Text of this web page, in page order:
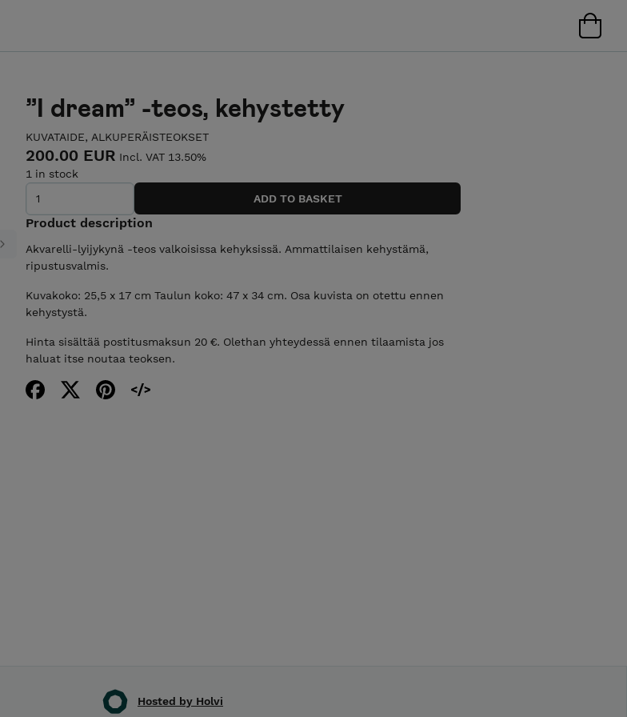
Next
”I dream” -teos, kehystetty
KUVATAIDE, ALKUPERÄISTEOKSET
200.00 EUR Incl. VAT 13.50%
1 in stock
Product description
Akvarelli-lyijykynä -teos valkoisissa kehyksissä. Ammattilaisen kehystämä,
ripustusvalmis.
Kuvakoko: 25,5 x 17 cm Taulun koko: 47 x 34 cm. Osa kuvista on otettu ennen
kehystystä.
Hinta sisältää postitusmaksun 20 €. Olethan yhteydessä ennen tilaamista jos
haluat itse noutaa teoksen.
Hosted by Holvi